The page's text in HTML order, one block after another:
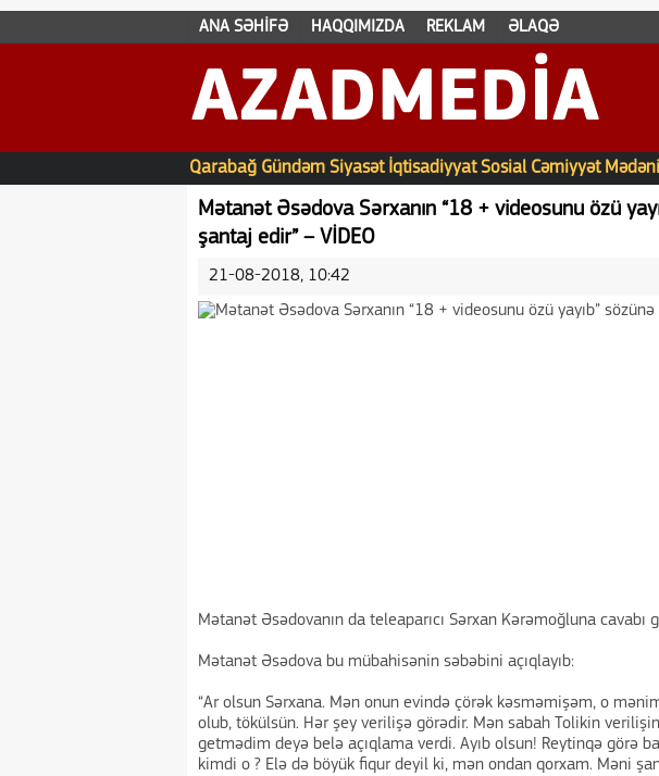
ANA SƏHİFƏ HAQQIMIZDA REKLAM ƏLAQƏ
AZADMEDIA
Qarabağ Gündəm Siyasət İqtisadiyyat Sosial Cəmiyyət
Mətanət Əsədova Sərxanın “18 + videosunu özü
şantaj edir” – VİDEO
21-08-2018, 10:42
Mətanət Əsədovanın da teleaparıcı Sərxan Kərəmoğluna cavabı
Mətanət Əsədova bu mübahisənin səbəbini açıqlayıb:
“Ar olsun Sərxana. Mən onun evində çörək kəsməmişəm, o
olub, tökülsün. Hər şey verilişə görədir. Mən sabah Tolikin
getmədim deyə belə açıqlama verdi. Ayıb olsun! Reytinqə görə
kimdi o ? Elə də böyük fiqur deyil ki, mən ondan qorxam. Məni